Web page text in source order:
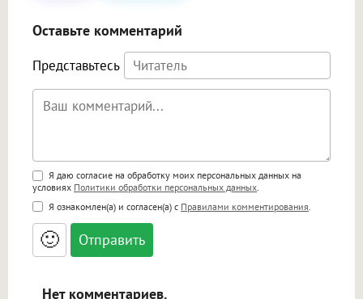
Оставьте комментарий
Представьтесь
Поддержка HTML
<b>, <strong>, <u>, <i>, <em>, <s>, <big>,
<small>, <sup>, <sub>, <pre>, <ul>, <ol>, <li>,
<blockquote>, <code> экранирует HTML,
адреса URL автоматически становятся
ссылками, и [img]адрес[/img] будет
Я даю согласие на обработку моих персональных данных на
условиях Политики обработки персональных данных
Я ознакомлен(а) и согласен(а) с Правилами комментирования
🙂
Нет комментариев.